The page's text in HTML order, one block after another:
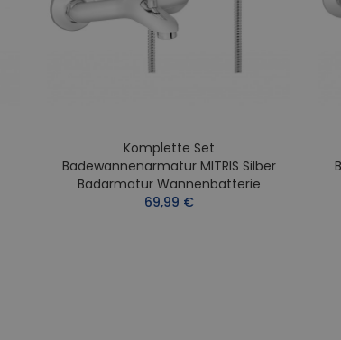
Komplette Set
Badewannenarmatur MITRIS Silber
Badarmatur Wannenbatterie
69,99 €